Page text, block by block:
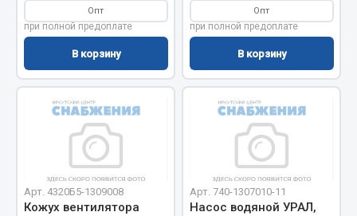
Автомобильный инструмент
Измерительный инструмент
Крепежный инструмент
Режущий инструмент
Силовое оборудование
Слесарный инструмент
Столярный инструмент
Показать ещё
Опт
при полной предоплате
В корзину
Опт
при полной предоплате
В корзину
Арт. 4320Б5-1309008
Кожух вентилятора
Арт. 740-1307010-11
Насос водяной УРАЛ,